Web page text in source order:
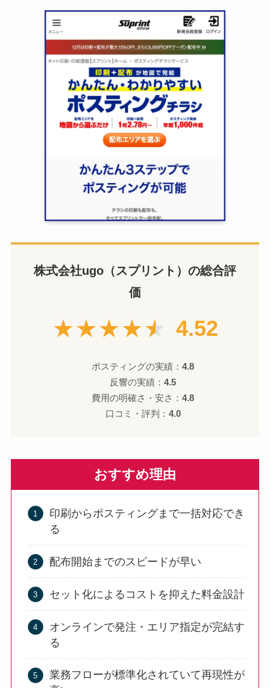
株式会社ugo（スプリント）の総合評
価
★★★★★ 4.52
ポスティングの実績：4.8
反響の実績：4.5
費用の明確さ・安さ：4.8
口コミ・評判： 4.0
おすすめ理由
印刷からポスティングまで一括対応でき
る
配布開始までのスピードが早い
セット化によるコストを抑えた料金設計
オンラインで発注・エリア指定が完結す
る
業務フローが標準化されていて再現性が